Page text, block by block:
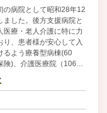
の病院として昭和28年12
ました。後方支援病院と
医療・老人介護に特に力
り、患者様が安心して入
るよう療養型病棟(60
)、介護医療院（106床
があります。在宅患者様
、通所リハビリ・訪問看
ョン・ショートステイ・